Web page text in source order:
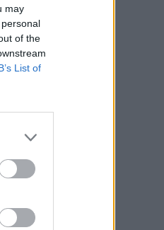
may
of the
List of